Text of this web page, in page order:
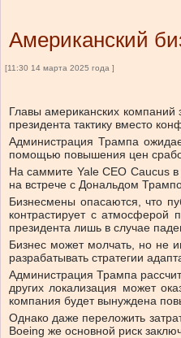
Американский
[11:30 14 марта 2025 года ]
Главы американских
президента тактику вместо
Администрация Трампа
помощью повышения цен
На саммите Yale CEO Caucus
на встрече с Дональдом
Бизнесмены опасаются, что
контрастирует с атмосферой
президента лишь в случае
Бизнес может молчать, но не
разрабатывать стратегии
Администрация Трампа
других локализация может
компания будет вынуждена
Однако даже переложить
Boeing же основной риск